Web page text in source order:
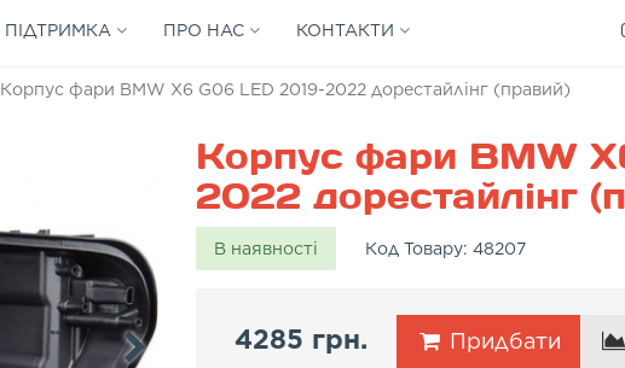
ПІДТРИМКА ПРО НАС КОНТАКТИ
Корпус фари BMW X6 G06 LED 2019-2022 дорестайлінг (правий)
Корпус фари BMW
2022 дорестайлінг
В наявності Код Товару: 48207
4285 грн. Придбати